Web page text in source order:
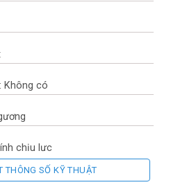
Không có
chịu lực
lạnh: Ống dẫn gas bằng Đồng –
THÔNG SỐ KỸ THUẬT